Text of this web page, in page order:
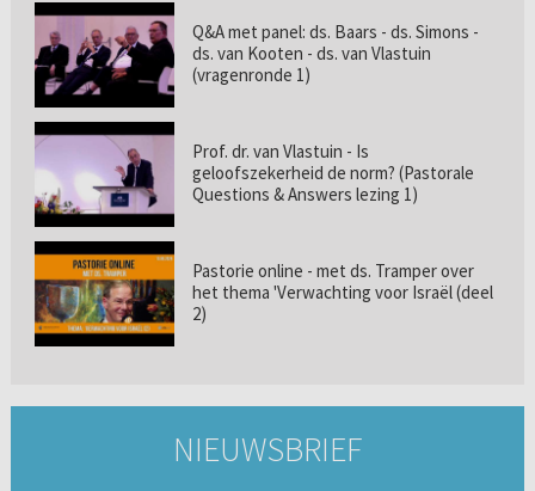
Q&A met panel: ds. Baars - ds. Simons -
ds. van Kooten - ds. van Vlastuin
(vragenronde 1)
Prof. dr. van Vlastuin - Is
geloofszekerheid de norm? (Pastorale
Questions & Answers lezing 1)
Pastorie online - met ds. Tramper over
het thema 'Verwachting voor Israël (deel
2)
NIEUWSBRIEF